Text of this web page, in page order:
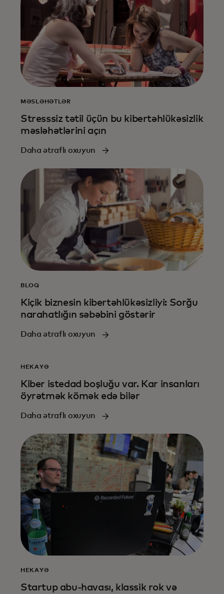
MƏSLƏHƏTLƏR
Stresssiz tətil üçün bu kibertəhlükəsizlik
məsləhətlərini açın
Daha ətraflı oxuyun
BLOQ
Kiçik biznesin kibertəhlükəsizliyi: Sorğu
narahatlığın səbəbini göstərir
Daha ətraflı oxuyun
HEKAYƏ
Kiber istedad boşluğu var. Kar insanları
öyrətmək kömək edə bilər
Daha ətraflı oxuyun
HEKAYƏ
Startup abu-havası, klassik rok və